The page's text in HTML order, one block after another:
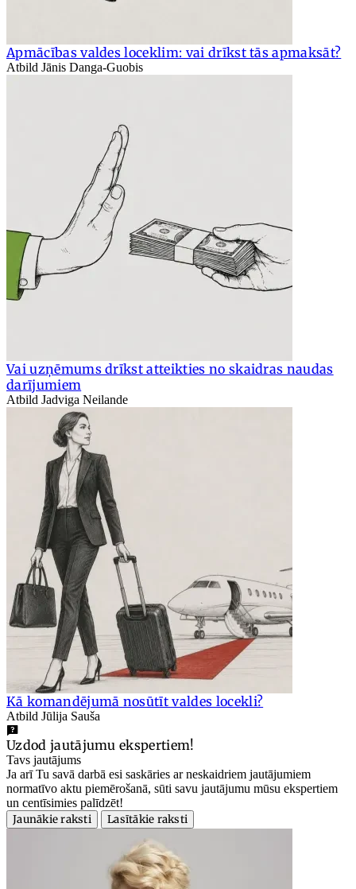
Apmācības valdes loceklim: vai drīkst tās apmaksāt?
Atbild Jānis Danga-Guobis
Vai uzņēmums drīkst atteikties no skaidras naudas
darījumiem
Atbild Jadviga Neilande
Kā komandējumā nosūtīt valdes locekli?
Atbild Jūlija Sauša
Uzdod jautājumu ekspertiem!
Tavs jautājums
Ja arī Tu savā darbā esi saskāries ar neskaidriem jautājumiem
normatīvo aktu piemērošanā, sūti savu jautājumu mūsu ekspertiem
un centīsimies palīdzēt!
Jaunākie raksti
Lasītākie raksti